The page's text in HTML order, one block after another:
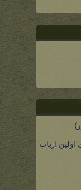
ارباب